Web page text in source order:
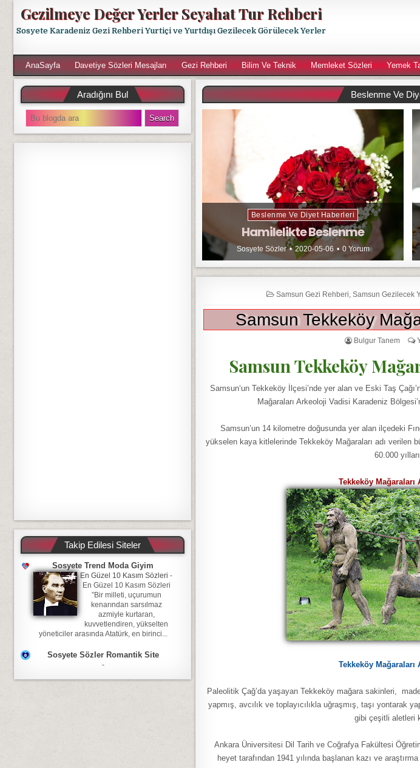
Gezilmeye Değer Yerler Seyahat Tur Rehberi
Sosyete Karadeniz Gezi Rehberi Yurtiçi ve Yurtdışı Gezilecek Görülecek Yerler
AnaSayfa Davetiye Sözleri Mesajları Gezi Rehberi Bilim Ve Teknik Memleket Sözleri Yemek
Beslenme Ve
Beslenme Ve Diyet Haberleri
Hamilelikte Beslenme
Sosyete Sözler 2020-05-06 0 Yorum
Samsun Gezi Rehberi, Samsun Gezilecek
Samsun Tekkeköy
Bulgur Tanem
Samsun Tekkeköy
Samsun‘un Tekkeköy İlçesi’nde yer alan ve Eski Taş
Mağaraları Arkeoloji Vadisi Karadeniz
Samsun’un 14 kilometre doğusunda yer alan ilçedeki
yükselen kaya kitlelerinde Tekkeköy Mağaraları adı verilen
60.000
Tekkeköy
Tekkeköy
Paleolitik Çağ’da yaşayan Tekkeköy mağara sakinleri,
yapmış, avcılık ve toplayıcılıkla uğraşmış, taşı yontarak
gibi çeşitli aletleri
Ankara Üniversitesi Dil Tarih ve Coğrafya Fakültesi
heyet tarafından 1941 yılında başlanan kazı ve
Aradığını Bul
S
e
Takip Edilesi Siteler
Sosyete Trend Moda Giyim
En Güzel 10 Kasım Sözleri -
En Güzel 10 Kasım Sözleri
”Bir milleti, uçurumun
kenarından sarsılmaz
azmiyle kurtaran,
kuvvetlendiren, yükselten
yöneticiler arasında Atatürk, en birinci...
Sosyete Sözler Romantik Site
-